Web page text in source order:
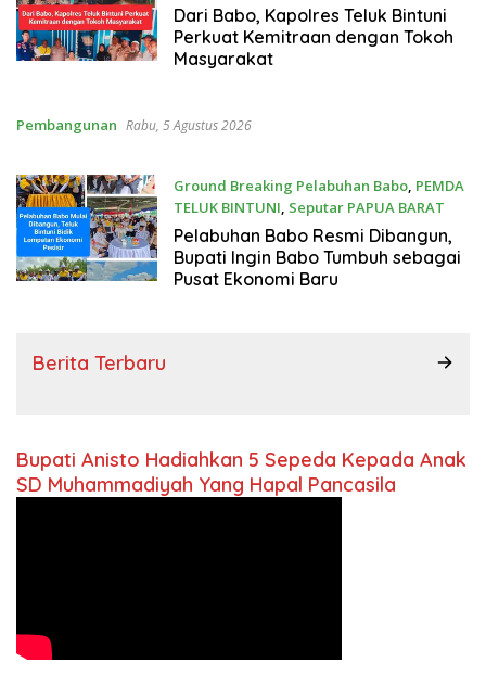
Kamis, 6 Agustus 2026
Dari Babo, Kapolres Teluk Bintuni
Perkuat Kemitraan dengan Tokoh
Masyarakat
Pembangunan Rabu, 5 Agustus 2026
Ground Breaking Pelabuhan Babo, PEMDA
TELUK BINTUNI, Seputar PAPUA BARAT
Rabu, 5 Agustus 2026
Pelabuhan Babo Resmi Dibangun,
Bupati Ingin Babo Tumbuh sebagai
Pusat Ekonomi Baru
Berita Terbaru
Bupati Anisto Hadiahkan 5 Sepeda Kepada Anak
SD Muhammadiyah Yang Hapal Pancasila